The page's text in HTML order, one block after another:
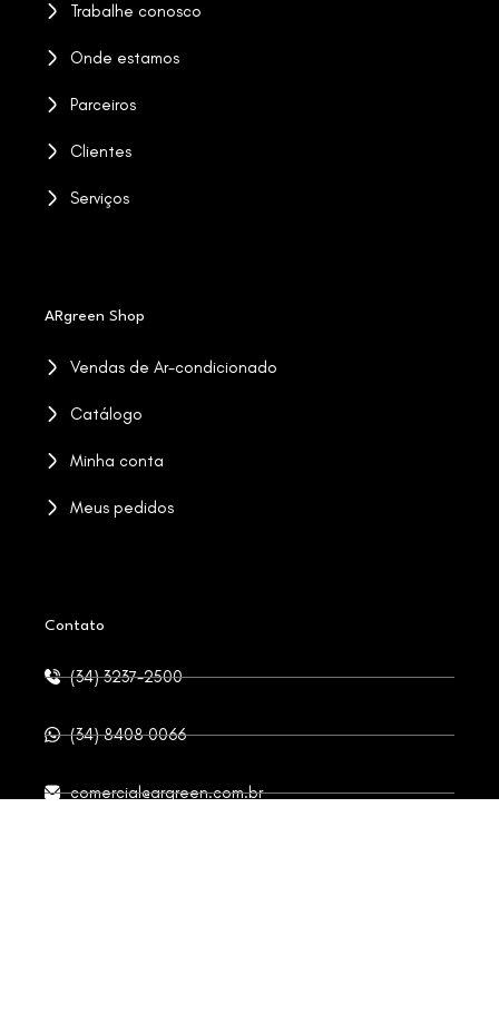
Trabalhe conosco
Onde estamos
Parceiros
Clientes
Serviços
ARgreen Shop
Vendas de Ar-condicionado
Catálogo
Minha conta
Meus pedidos
Contato
(34) 3237-2500
(34) 8408 0066
comercial@argreen.com.br